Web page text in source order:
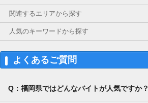
「期間限定で働きたい！」
「短期で高時給狙い！」などもOK！
関連するエリアから探す
人気のキーワードから探す
よくあるご質問
Q：福岡県ではどんなバイトが人気ですか？